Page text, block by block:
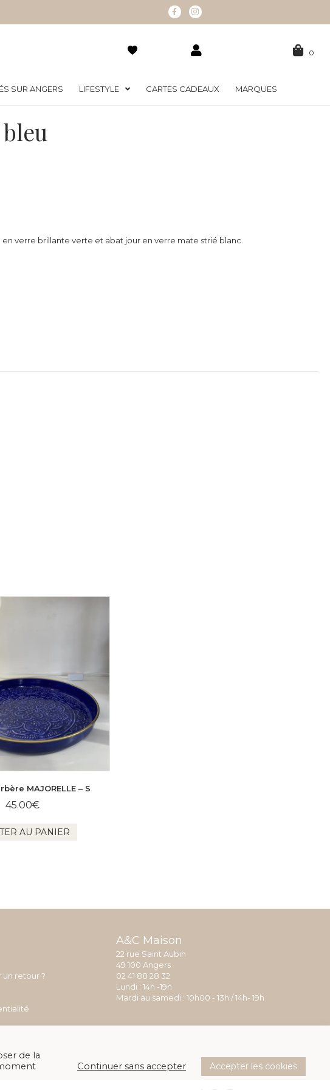
0
SUR ANGERS LIFESTYLE CARTES CADEAUX MARQUES
verre brillante verte et abat jour en verre mate strié blanc.
MAJORELLE – S
45.00€
AU PANIER
retour ?
A&C Maison
22 rue Saint Aubin
49 100 Angers
02 41 88 28 32
Lundi : 14h -19h
Mardi au samedi : 10h00 - 13h / 14h- 19h
de la
Continuer sans accepter Accepter les cookies